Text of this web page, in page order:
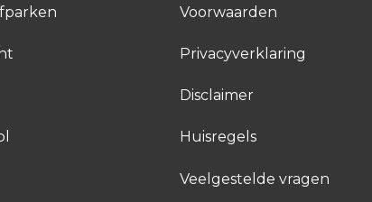
Voorwaarden
Privacyverklaring
Disclaimer
Huisregels
Veelgestelde vragen